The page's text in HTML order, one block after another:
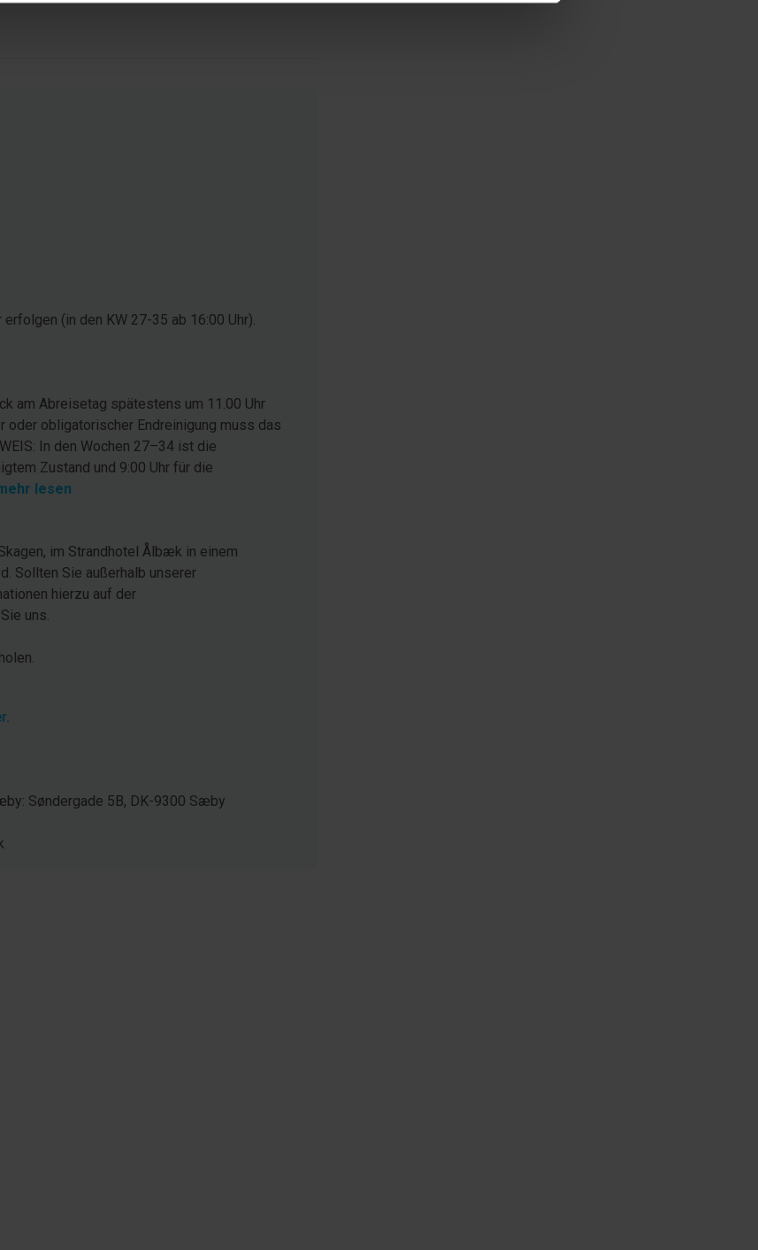
(in den KW 27-35 ab 16:00 Uhr).
am Abreisetag spätestens um 11.00 Uhr
obligatorischer Endreinigung muss das
In den Wochen 27–34 ist die
Zustand und 9:00 Uhr für die
lesen
im Strandhotel Ålbæk in einem
Sollten Sie außerhalb unserer
hierzu auf der
uns.
Søndergade 5B, DK-9300 Sæby